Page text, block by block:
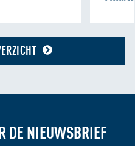
DE NIEUWSBRIEF